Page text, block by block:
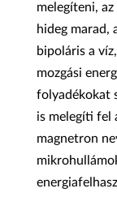
melegíteni,
hideg marad,
bipoláris a
mozgási
folyadékokat
is melegíti fel
magnetron